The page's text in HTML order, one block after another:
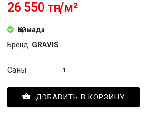
26 550 тңг/м²
Қоймада
Бренд: GRAVIS
Саны
ДОБАВИТЬ В КОРЗИНУ